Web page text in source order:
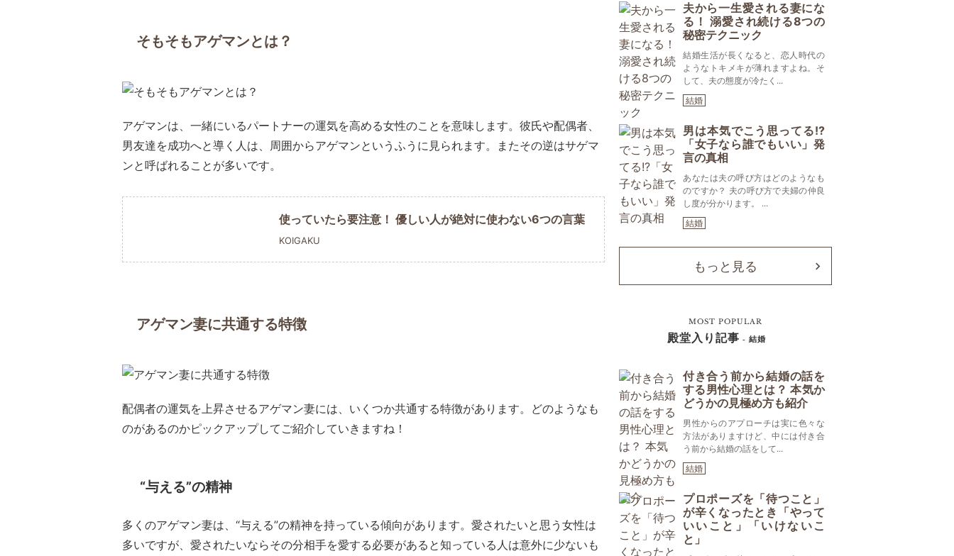
そもそもアゲマンとは？
アゲマンは、一緒にいるパートナーの運気を高める女性のことを意味します。彼氏や配偶者、
男友達を成功へと導く人は、周囲からアゲマンというふうに見られます。またその逆はサゲマ
ンと呼ばれることが多いです。
使っていたら要注意！ 優しい人が絶対に使わない6つの言葉
KOIGAKU
アゲマン妻に共通する特徴
配偶者の運気を上昇させるアゲマン妻には、いくつか共通する特徴があります。どのようなも
のがあるのかピックアップしてご紹介していきますね！
“与える”の精神
多くのアゲマン妻は、“与える”の精神を持っている傾向があります。愛されたいと思う女性は
多いですが、愛されたいならその分相手を愛する必要があると知っている人は意外に少ないも
夫から一生愛される妻にな
る！ 溺愛され続ける8つの
秘密テクニック
結婚生活が長くなると、恋人時代の
ようなトキメキが薄れますよね。そ
して、夫の態度が冷たく...
結婚
男は本気でこう思ってる!?
「女子なら誰でもいい」発
言の真相
あなたは夫の呼び方はどのようなも
のですか？ 夫の呼び方で夫婦の仲良
し度が分かります。 ...
結婚
もっと見る
MOST POPULAR
殿堂入り記事 - 結婚
付き合う前から結婚の話を
する男性心理とは？ 本気か
どうかの見極め方も紹介
男性からのアプローチは実に色々な
方法がありますけど、中には付き合
う前から結婚の話をして...
結婚
プロポーズを「待つこと」
が辛くなったとき「やって
いいこと」「いけないこ
と」